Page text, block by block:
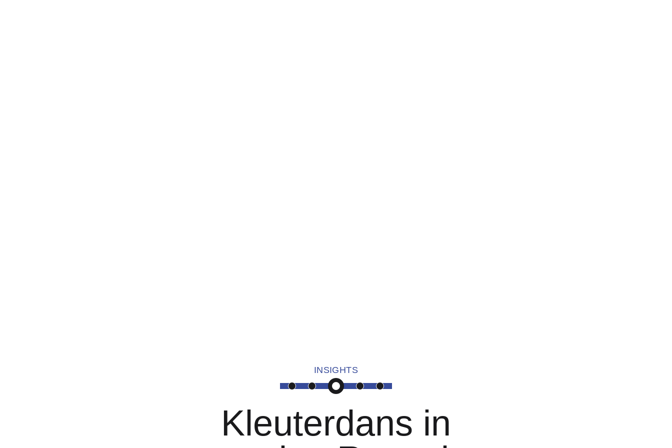
INSIGHTS
Hypnosis Dance Academy:
Kleuterdans in